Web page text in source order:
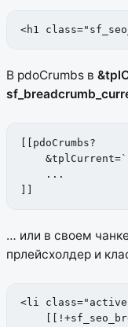
<h1
В pdoCrumbs в
[[pdoCrumbs?
    ...
]]
… или в своем
прлейсхолдер и
<li class="active